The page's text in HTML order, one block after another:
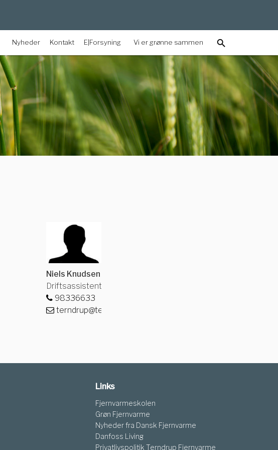
Nyheder Kontakt E|Forsyning Vi er grønne sammen
Niels Knudsen
Driftsassistent
98336633
terndrup@terndrupfjernvarme.dk
Links
Fjernvarmeskolen
Grøn Fjernvarme
Nyheder fra Dansk Fjernvarme
Danfoss Living
Privatlivspolitik Terndrup Fjernvarme